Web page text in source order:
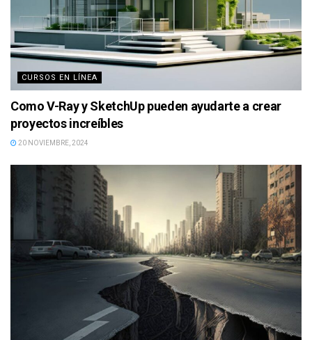
CURSOS EN LÍNEA
Como V-Ray y SketchUp pueden ayudarte a crear
proyectos increíbles
20 NOVIEMBRE, 2024